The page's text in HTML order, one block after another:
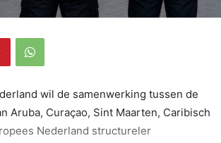
wil de samenwerking tussen de
Aruba, Curaçao, Sint Maarten, Caribisch
Nederland structureler